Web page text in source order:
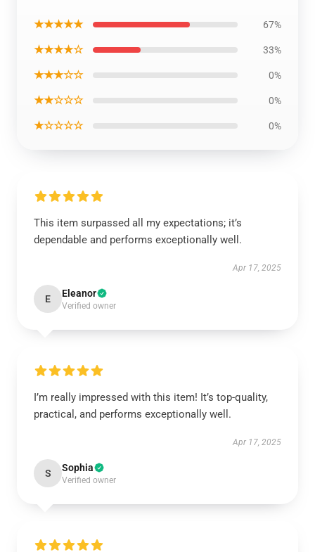
★★★★★ 67%
★★★★☆ 33%
★★★☆☆ 0%
★★☆☆☆ 0%
★☆☆☆☆ 0%
This item surpassed all my expectations; it’s
dependable and performs exceptionally well.
Apr 17, 2025
E Eleanor
Verified owner
I’m really impressed with this item! It’s top-quality,
practical, and performs exceptionally well.
Apr 17, 2025
S Sophia
Verified owner